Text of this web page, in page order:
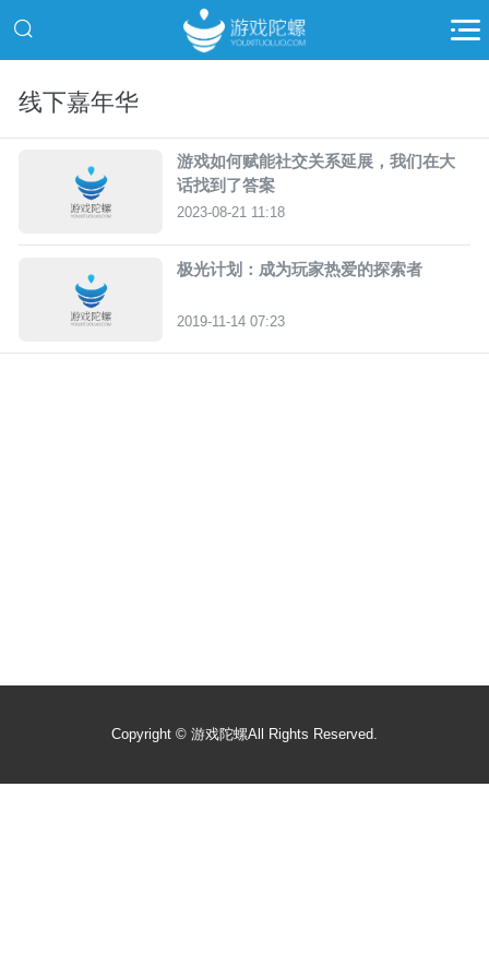
线下嘉年华
游戏如何赋能社交关系延展，我们在大
话找到了答案
2023-08-21 11:18
极光计划：成为玩家热爱的探索者
2019-11-14 07:23
Copyright © 游戏陀螺All Rights Reserved.